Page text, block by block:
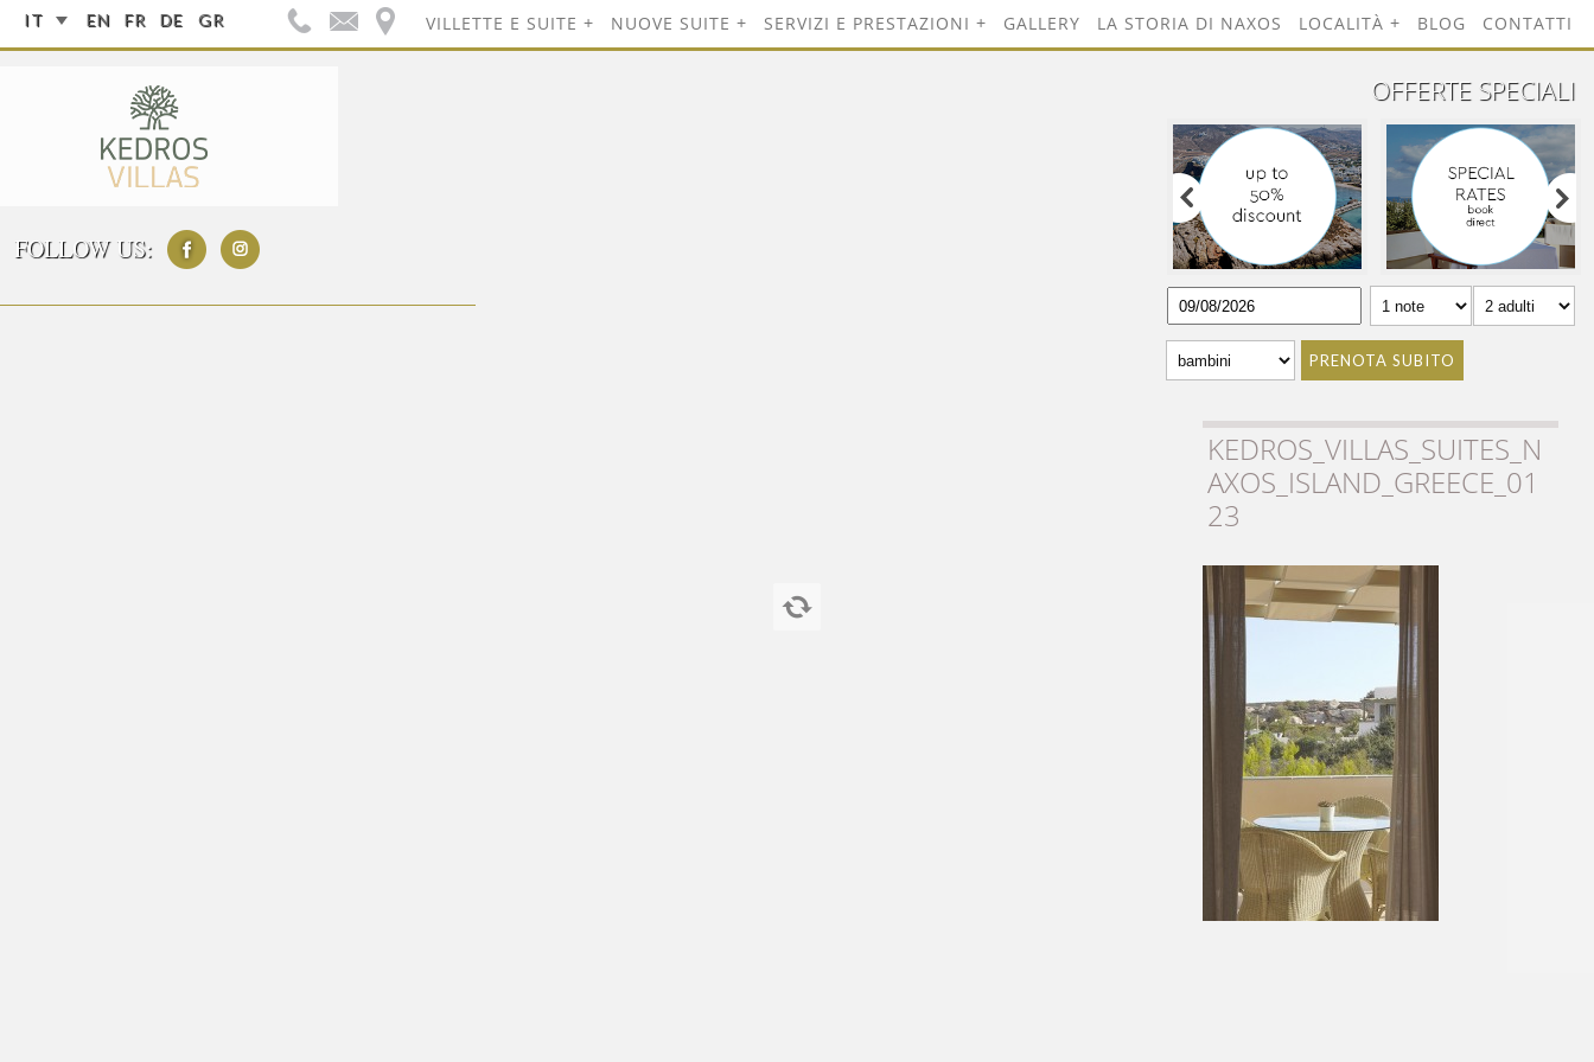
IT EN FR DE GR VILLETTE E SUITE NUOVE SUITE SERVIZI E PRESTAZIONI GALLERY LA STORIA DI NAXOS LOCALITÀ BLOG CONTATTI
FOLLOW US:
OFFERTE SPECIALI
PRENOTA SUBITO
KEDROS_VILLAS_SUITES_N
AXOS_ISLAND_GREECE_01
23